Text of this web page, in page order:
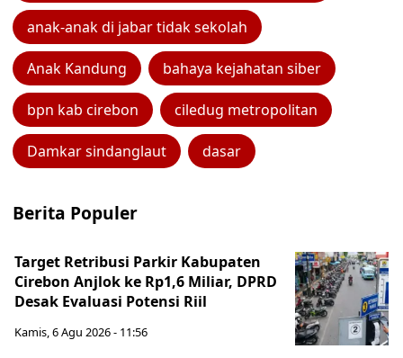
anak-anak di jabar tidak sekolah
Anak Kandung bahaya kejahatan siber
bpn kab cirebon ciledug metropolitan
Damkar sindanglaut dasar
Berita Populer
Target Retribusi Parkir Kabupaten
Cirebon Anjlok ke Rp1,6 Miliar, DPRD
Desak Evaluasi Potensi Riil
Kamis, 6 Agu 2026 - 11:56